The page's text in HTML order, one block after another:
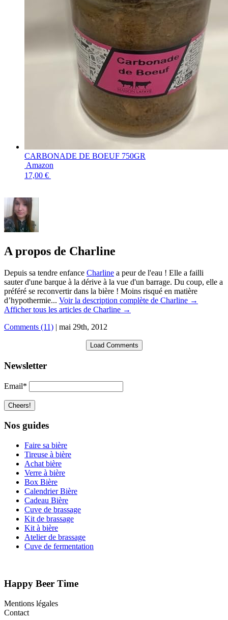
CARBONADE DE BOEUF 750GR
Amazon
17,00 €
A propos de Charline
Depuis sa tendre enfance Charline a peur de l'eau ! Elle a failli
sauter d'une barque à la dérive à la vue d'un barrage. Du coup, elle a
préféré se reconvertir dans la bière ! Moins risqué en matière
d’hypothermie... Voir la description complète de Charline →
Afficher tous les articles de Charline →
Comments (11) | mai 29th, 2012
Load Comments
Newsletter
Email*
Nos guides
Faire sa bière
Tireuse à bière
Achat bière
Verre à bière
Box Bière
Calendrier Bière
Cadeau Bière
Cuve de brassage
Kit de brassage
Kit à bière
Atelier de brassage
Cuve de fermentation
Happy Beer Time
Mentions légales
Contact